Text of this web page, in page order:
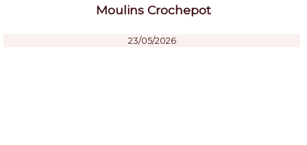
Moulins Crochepot
23/05/2026